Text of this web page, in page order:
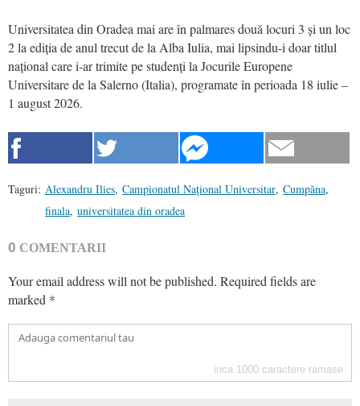
Universitatea din Oradea mai are în palmares două locuri 3 și un loc
2 la ediția de anul trecut de la Alba Iulia, mai lipsindu-i doar titlul
național care i-ar trimite pe studenți la Jocurile Europene
Universitare de la Salerno (Italia), programate în perioada 18 iulie –
1 august 2026.
Taguri: Alexandru Ilies, Campionatul Naţional Universitar, Cumpăna,
finala, universitatea din oradea
0 COMENTARII
Your email address will not be published. Required fields are
marked *
inca 1000 caractere ramase